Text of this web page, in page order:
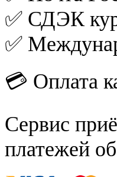
✅ СДЭК
✅
💳 Оплата
Сервис
платежей